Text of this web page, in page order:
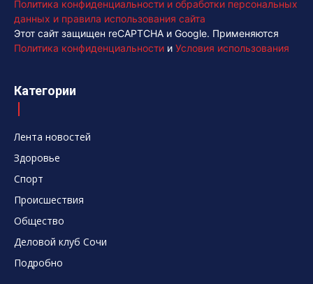
Политика конфиденциальности и обработки персональных
данных и правила использования сайта
Этот сайт защищен reCAPTCHA и Google. Применяются
Политика конфиденциальности и Условия использования
Категории
Лента новостей
Здоровье
Спорт
Происшествия
Общество
Деловой клуб Сочи
Подробно